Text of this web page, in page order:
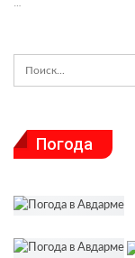
Погода